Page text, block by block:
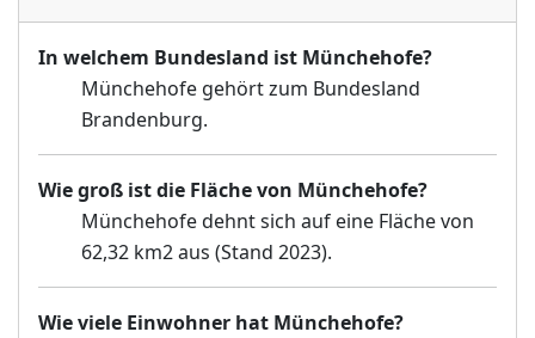
In welchem Bundesland ist Münchehofe?
Münchehofe gehört zum Bundesland
Brandenburg.
Wie groß ist die Fläche von Münchehofe?
Münchehofe dehnt sich auf eine Fläche von
62,32 km2 aus (Stand 2023).
Wie viele Einwohner hat Münchehofe?